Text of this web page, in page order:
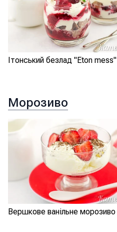
Ітонський безлад "Eton mess"
Морозиво
Вершкове ванільне морозиво